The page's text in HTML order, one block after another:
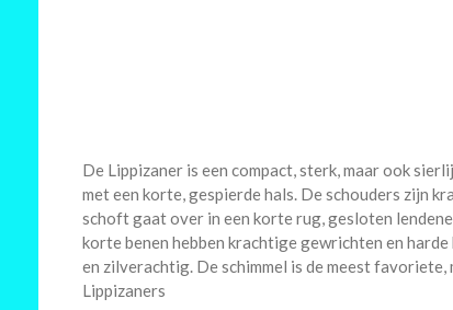
De Lippizaner is een compact, sterk, maar ook
met een korte, gespierde hals. De schouders zijn
schoft gaat over in een korte rug, gesloten
korte benen hebben krachtige gewrichten en
en zilverachtig. De schimmel is de meest
Lippizaners